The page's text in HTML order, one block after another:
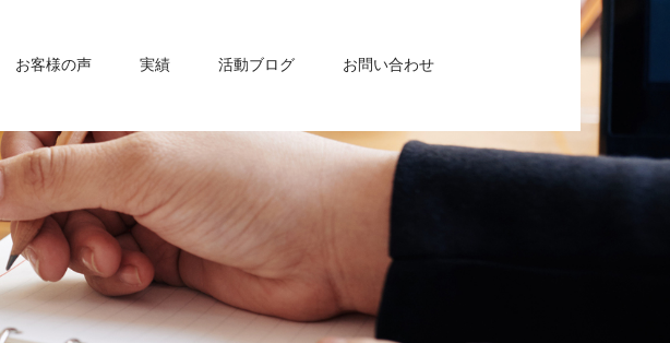
お客様の声 実績 活動ブログ お問い合わせ